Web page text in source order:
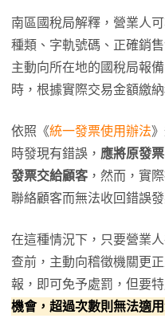
南區國稅局解釋，營業人
種類、字軌號碼、正確銷
主動向所在地的國稅局報
時，根據實際交易金額繳納
依照《統一發票使用辦法
時發現有錯誤， 應將原發
發票交給顧客 ，然而，實
聯絡顧客而無法收回錯誤發
在這種情況下，只要營業
查前，主動向稽徵機關更
報，即可免予處罰，但要特
機會，超過次數則無法適